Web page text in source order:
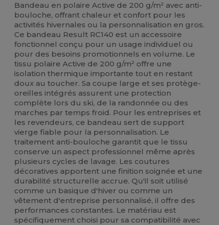
Bandeau en polaire Active de 200 g/m² avec anti-
bouloche, offrant chaleur et confort pour les
activités hivernales ou la personnalisation en gros.
Ce bandeau Result RC140 est un accessoire
fonctionnel conçu pour un usage individuel ou
pour des besoins promotionnels en volume. Le
tissu polaire Active de 200 g/m² offre une
isolation thermique importante tout en restant
doux au toucher. Sa coupe large et ses protège-
oreilles intégrés assurent une protection
complète lors du ski, de la randonnée ou des
marches par temps froid. Pour les entreprises et
les revendeurs, ce bandeau sert de support
vierge fiable pour la personnalisation. Le
traitement anti-bouloche garantit que le tissu
conserve un aspect professionnel même après
plusieurs cycles de lavage. Les coutures
décoratives apportent une finition soignée et une
durabilité structurelle accrue. Qu'il soit utilisé
comme un basique d'hiver ou comme un
vêtement d'entreprise personnalisé, il offre des
performances constantes. Le matériau est
spécifiquement choisi pour sa compatibilité avec